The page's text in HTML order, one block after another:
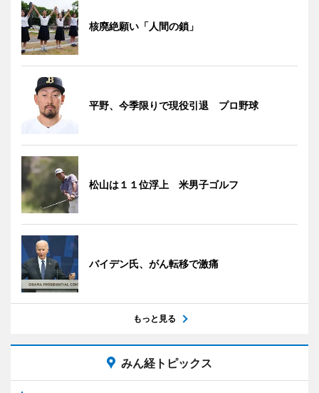
核廃絶願い「人間の鎖」
平野、今季限りで現役引退 プロ野球
松山は１１位浮上 米男子ゴルフ
バイデン氏、がん転移で激痛
もっと見る
みん経トピックス